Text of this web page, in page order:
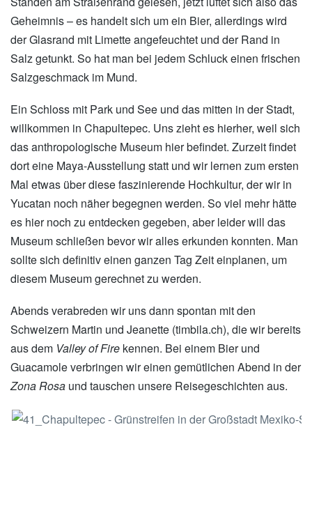
Geheimnis – es handelt sich um ein Bier, allerdings wird
der Glasrand mit Limette angefeuchtet und der Rand in
Salz getunkt. So hat man bei jedem Schluck einen frischen
Salzgeschmack im Mund.
Ein Schloss mit Park und See und das mitten in der Stadt,
willkommen in Chapultepec. Uns zieht es hierher, weil sich
das anthropologische Museum hier befindet. Zurzeit findet
dort eine Maya-Ausstellung statt und wir lernen zum ersten
Mal etwas über diese faszinierende Hochkultur, der wir in
Yucatan noch näher begegnen werden. So viel mehr hätte
es hier noch zu entdecken gegeben, aber leider will das
Museum schließen bevor wir alles erkunden konnten. Man
sollte sich definitiv einen ganzen Tag Zeit einplanen, um
diesem Museum gerechnet zu werden.
Abends verabreden wir uns dann spontan mit den
Schweizern Martin und Jeanette (timbila.ch), die wir bereits
aus dem Valley of Fire kennen. Bei einem Bier und
Guacamole verbringen wir einen gemütlichen Abend in der
Zona Rosa und tauschen unsere Reisegeschichten aus.